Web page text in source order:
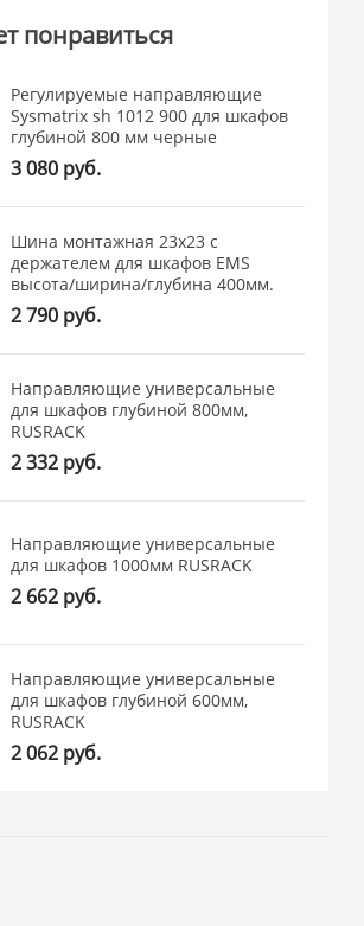
понравиться
Регулируемые направляющие
Sysmatrix sh 1012 900 для шкафов
глубиной 800 мм черные
3 080 руб.
Шина монтажная 23х23 с
держателем для шкафов EMS
высота/ширина/глубина 400мм.
2 790 руб.
Направляющие универсальные
для шкафов глубиной 800мм,
RUSRACK
2 332 руб.
Направляющие универсальные
для шкафов 1000мм RUSRACK
2 662 руб.
Направляющие универсальные
для шкафов глубиной 600мм,
RUSRACK
2 062 руб.